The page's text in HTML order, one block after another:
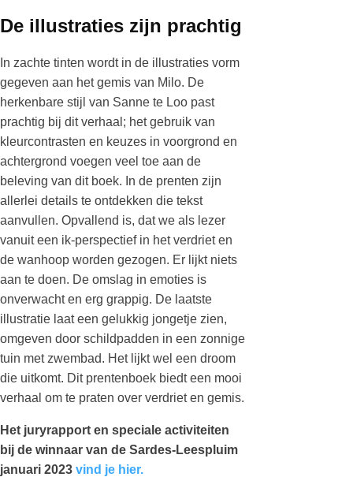
De illustraties zijn prachtig
In zachte tinten wordt in de illustraties vorm
gegeven aan het gemis van Milo. De
herkenbare stijl van Sanne te Loo past
prachtig bij dit verhaal; het gebruik van
kleurcontrasten en keuzes in voorgrond en
achtergrond voegen veel toe aan de
beleving van dit boek. In de prenten zijn
allerlei details te ontdekken die tekst
aanvullen. Opvallend is, dat we als lezer
vanuit een ik-perspectief in het verdriet en
de wanhoop worden gezogen. Er lijkt niets
aan te doen. De omslag in emoties is
onverwacht en erg grappig. De laatste
illustratie laat een gelukkig jongetje zien,
omgeven door schildpadden in een zonnige
tuin met zwembad. Het lijkt wel een droom
die uitkomt. Dit prentenboek biedt een mooi
verhaal om te praten over verdriet en gemis.
Het juryrapport en speciale activiteiten
bij de winnaar van de Sardes-Leespluim
januari 2023 vind je hier.